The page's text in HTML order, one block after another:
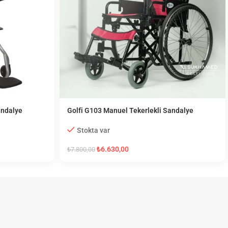
Golfi G103 Manuel Tekerlekli Sandalye
Stokta var
₺7.800,00 ₺6.630,00